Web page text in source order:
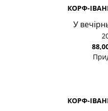
КОРФ-
У
КОРФ-